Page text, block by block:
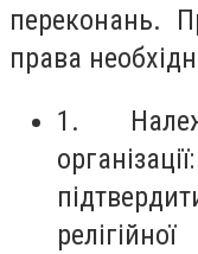
переконань.
права
1.